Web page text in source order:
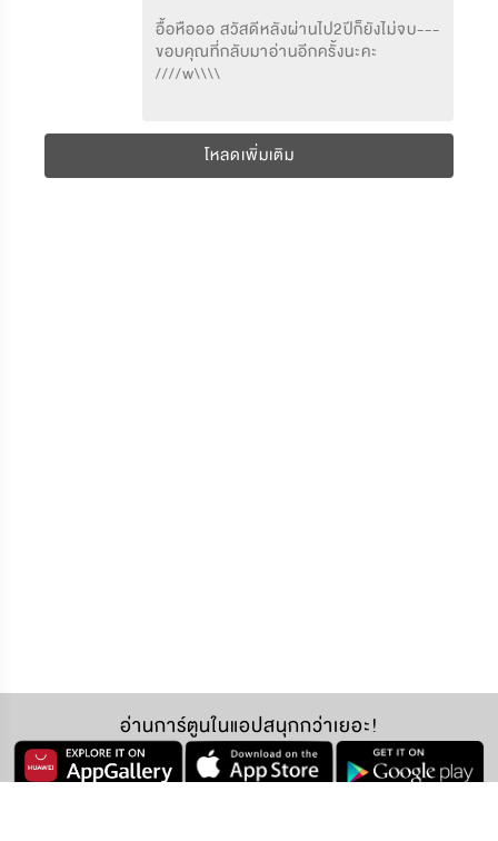
อื้อหือออ สวัสดีหลังผ่านไป2ปีก็ยังไม่จบ---
ขอบคุณที่กลับมาอ่านอีกครั้งนะคะ
////w\\\\
โหลดเพิ่มเติม
อ่านการ์ตูนในแอปสนุกกว่าเยอะ!